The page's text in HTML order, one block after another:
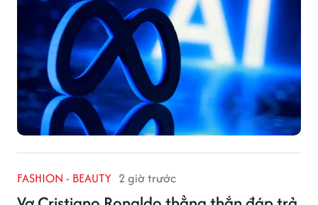
FASHION - BEAUTY 2 giờ trước